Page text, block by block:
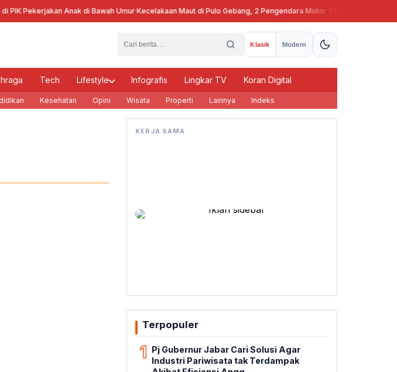
Pekerjakan Anak di Bawah Umur·Kecelakaan Maut di Pulo Gebang, 2 Pengendara Motor Tewas
Klasik Modern
Tech Lifestyle Infografis Lingkar TV Koran Digital
Kesehatan Opini Wisata Properti Lainnya Indeks
KERJA SAMA
Terpopuler
1 Pj Gubernur Jabar Cari Solusi Agar
Industri Pariwisata tak Terdampak